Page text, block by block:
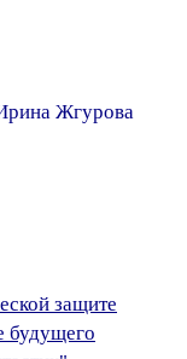
Жгурова
защите
будущего